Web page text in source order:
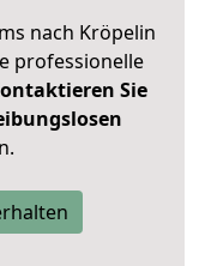
nach Kröpelin
professionelle
Sie